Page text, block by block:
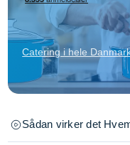
Catering i hele
Sådan virker det